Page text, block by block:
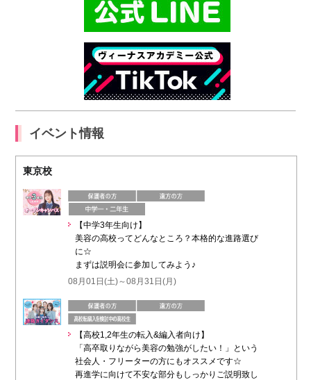
イベント情報
東京校
【中学3年生向け】
美容の高校ってどんなところ？本格的な進路選び
に☆
まずは説明会に参加してみよう♪
08月01日(土)～08月31日(月)
【高校1,2年生の転入&編入者向け】
「高卒取りながら美容の勉強がしたい！」という
社会人・フリーターの方にもオススメです☆
再進学に向けて不安な部分もしっかりご説明致し